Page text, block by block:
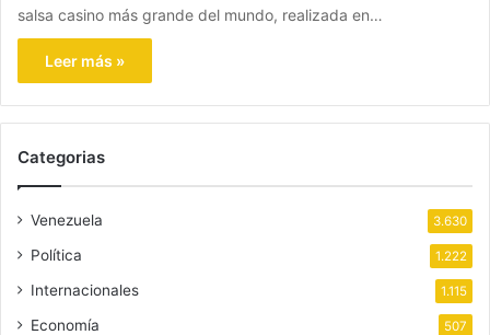
salsa casino más grande del mundo, realizada en…
Leer más »
Categorias
Venezuela 3.630
Política 1.222
Internacionales 1.115
Economía 507